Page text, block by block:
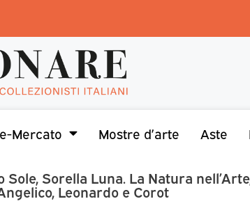
Mercato Mostre d’arte Aste
Sole, Sorella Luna. La Natura
Leonardo e Corot